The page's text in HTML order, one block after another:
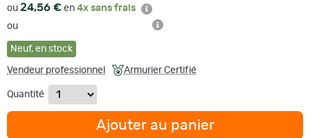
ou 24,56 € en 4x sans frais
ou
Neuf, en stock
Vendeur professionnel Armurier Certifié
Quantité
Ajouter au panier